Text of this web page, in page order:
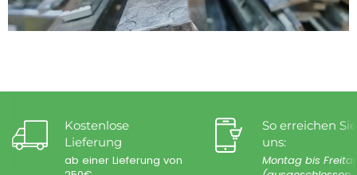
Kostenlose
Lieferung
ab einer Lieferung von
So erreichen Sie
uns:
Montag bis